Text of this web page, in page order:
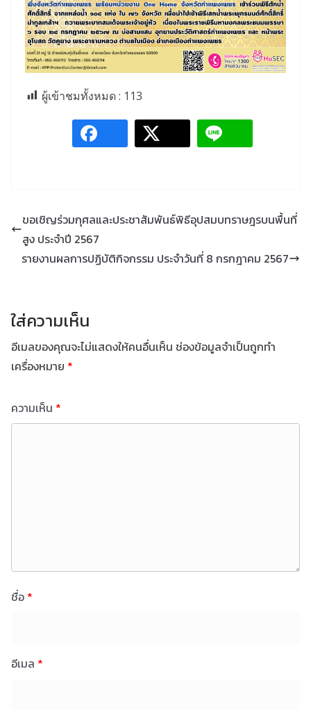
ผู้เข้าชมทั้งหมด : 113
ขอเชิญร่วมกุศลและประชาสัมพันธ์พิธีอุปสมบทราษฎรบนพื้นที่
สูง ประจำปี 2567
รายงานผลการปฏิบัติกิจกรรม ประจำวันที่ 8 กรกฎาคม 2567
ใส่ความเห็น
อีเมลของคุณจะไม่แสดงให้คนอื่นเห็น ช่องข้อมูลจำเป็นถูกทำ
เครื่องหมาย *
ความเห็น *
ชื่อ *
อีเมล *